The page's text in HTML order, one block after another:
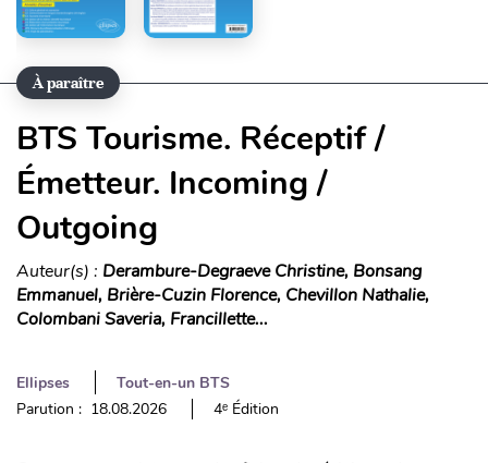
À paraître
BTS Tourisme. Réceptif /
Émetteur. Incoming /
Outgoing
Auteur(s) : Derambure-Degraeve Christine, Bonsang
Emmanuel, Brière-Cuzin Florence, Chevillon Nathalie,
Colombani Saveria, Francillette...
Ellipses
Tout-en-un BTS
Parution : 18.08.2026
4ᵉ Édition